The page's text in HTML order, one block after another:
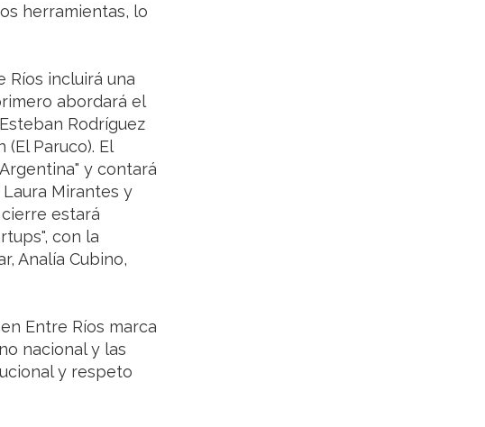
herramientas, lo
Ríos incluirá una
abordará el
Rodríguez
(El Paruco). El
y contará
Mirantes y
estará
con la
Analía Cubino,
Entre Ríos marca
nacional y las
y respeto